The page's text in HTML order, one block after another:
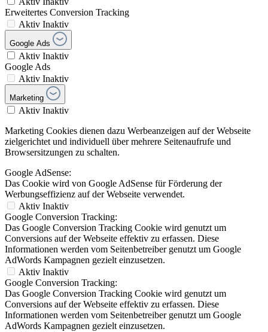
Erweitertes Conversion Tracking
Aktiv Inaktiv
Google Ads
Aktiv Inaktiv
Google Ads
Aktiv Inaktiv
Marketing
Aktiv Inaktiv
Marketing Cookies dienen dazu Werbeanzeigen auf der Webseite
zielgerichtet und individuell über mehrere Seitenaufrufe und
Browsersitzungen zu schalten.
Google AdSense:
Das Cookie wird von Google AdSense für Förderung der
Werbungseffizienz auf der Webseite verwendet.
Aktiv Inaktiv
Google Conversion Tracking:
Das Google Conversion Tracking Cookie wird genutzt um
Conversions auf der Webseite effektiv zu erfassen. Diese
Informationen werden vom Seitenbetreiber genutzt um Google
AdWords Kampagnen gezielt einzusetzen.
Aktiv Inaktiv
Google Conversion Tracking:
Das Google Conversion Tracking Cookie wird genutzt um
Conversions auf der Webseite effektiv zu erfassen. Diese
Informationen werden vom Seitenbetreiber genutzt um Google
AdWords Kampagnen gezielt einzusetzen.